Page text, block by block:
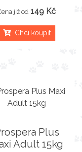
již od 149 Kč
Chci koupit
Plus
Adult 15kg